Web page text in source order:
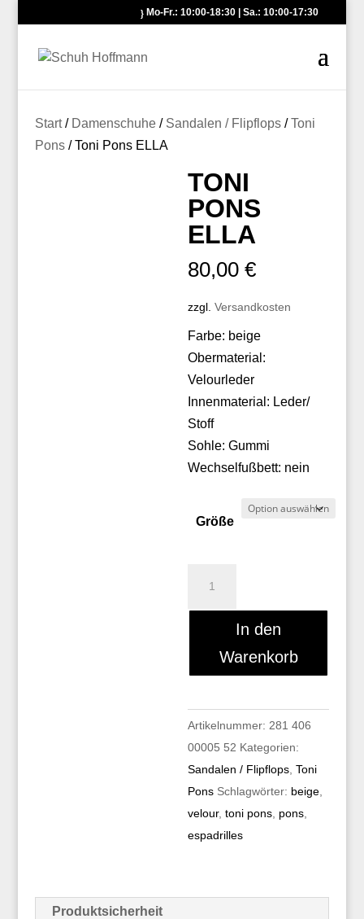
Mo-Fr.: 10:00-18:30 | Sa.: 10:00-17:30
Start/ Damenschuhe/ Sandalen / Flipflops/Toni
Pons/ Toni Pons ELLA
TONI
PONS
ELLA
80,00€
zzgl.Versandkosten
Farbe: beige
Obermaterial:
Velourleder
Innenmaterial: Leder/
Stoff
Sohle: Gummi
Wechselfußbett: nein
Größe
In den
Warenkorb
Artikelnummer: 281 406
00005 52 Kategorien:
Sandalen / Flipflops ,Toni
Pons Schlagwörter: beige
velour,toni pons pons
espadrilles
Produktsicherheit